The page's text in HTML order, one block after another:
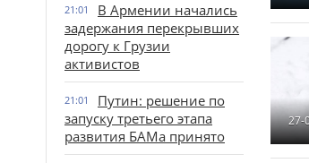
21:01
В Армении начались
задержания перекрывших
дорогу к Грузии
активистов
21:01
Путин: решение по
запуску третьего этапа
развития БАМа принято
27-